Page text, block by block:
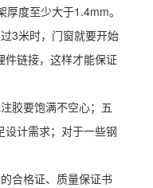
度至少大于1.4mm。
3米时，门窗就要开始
件链接，这样才能保证
胶要饱满不空心；五
计需求；对于一些钢
合格证、质量保证书